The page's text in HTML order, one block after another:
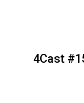
4Cast